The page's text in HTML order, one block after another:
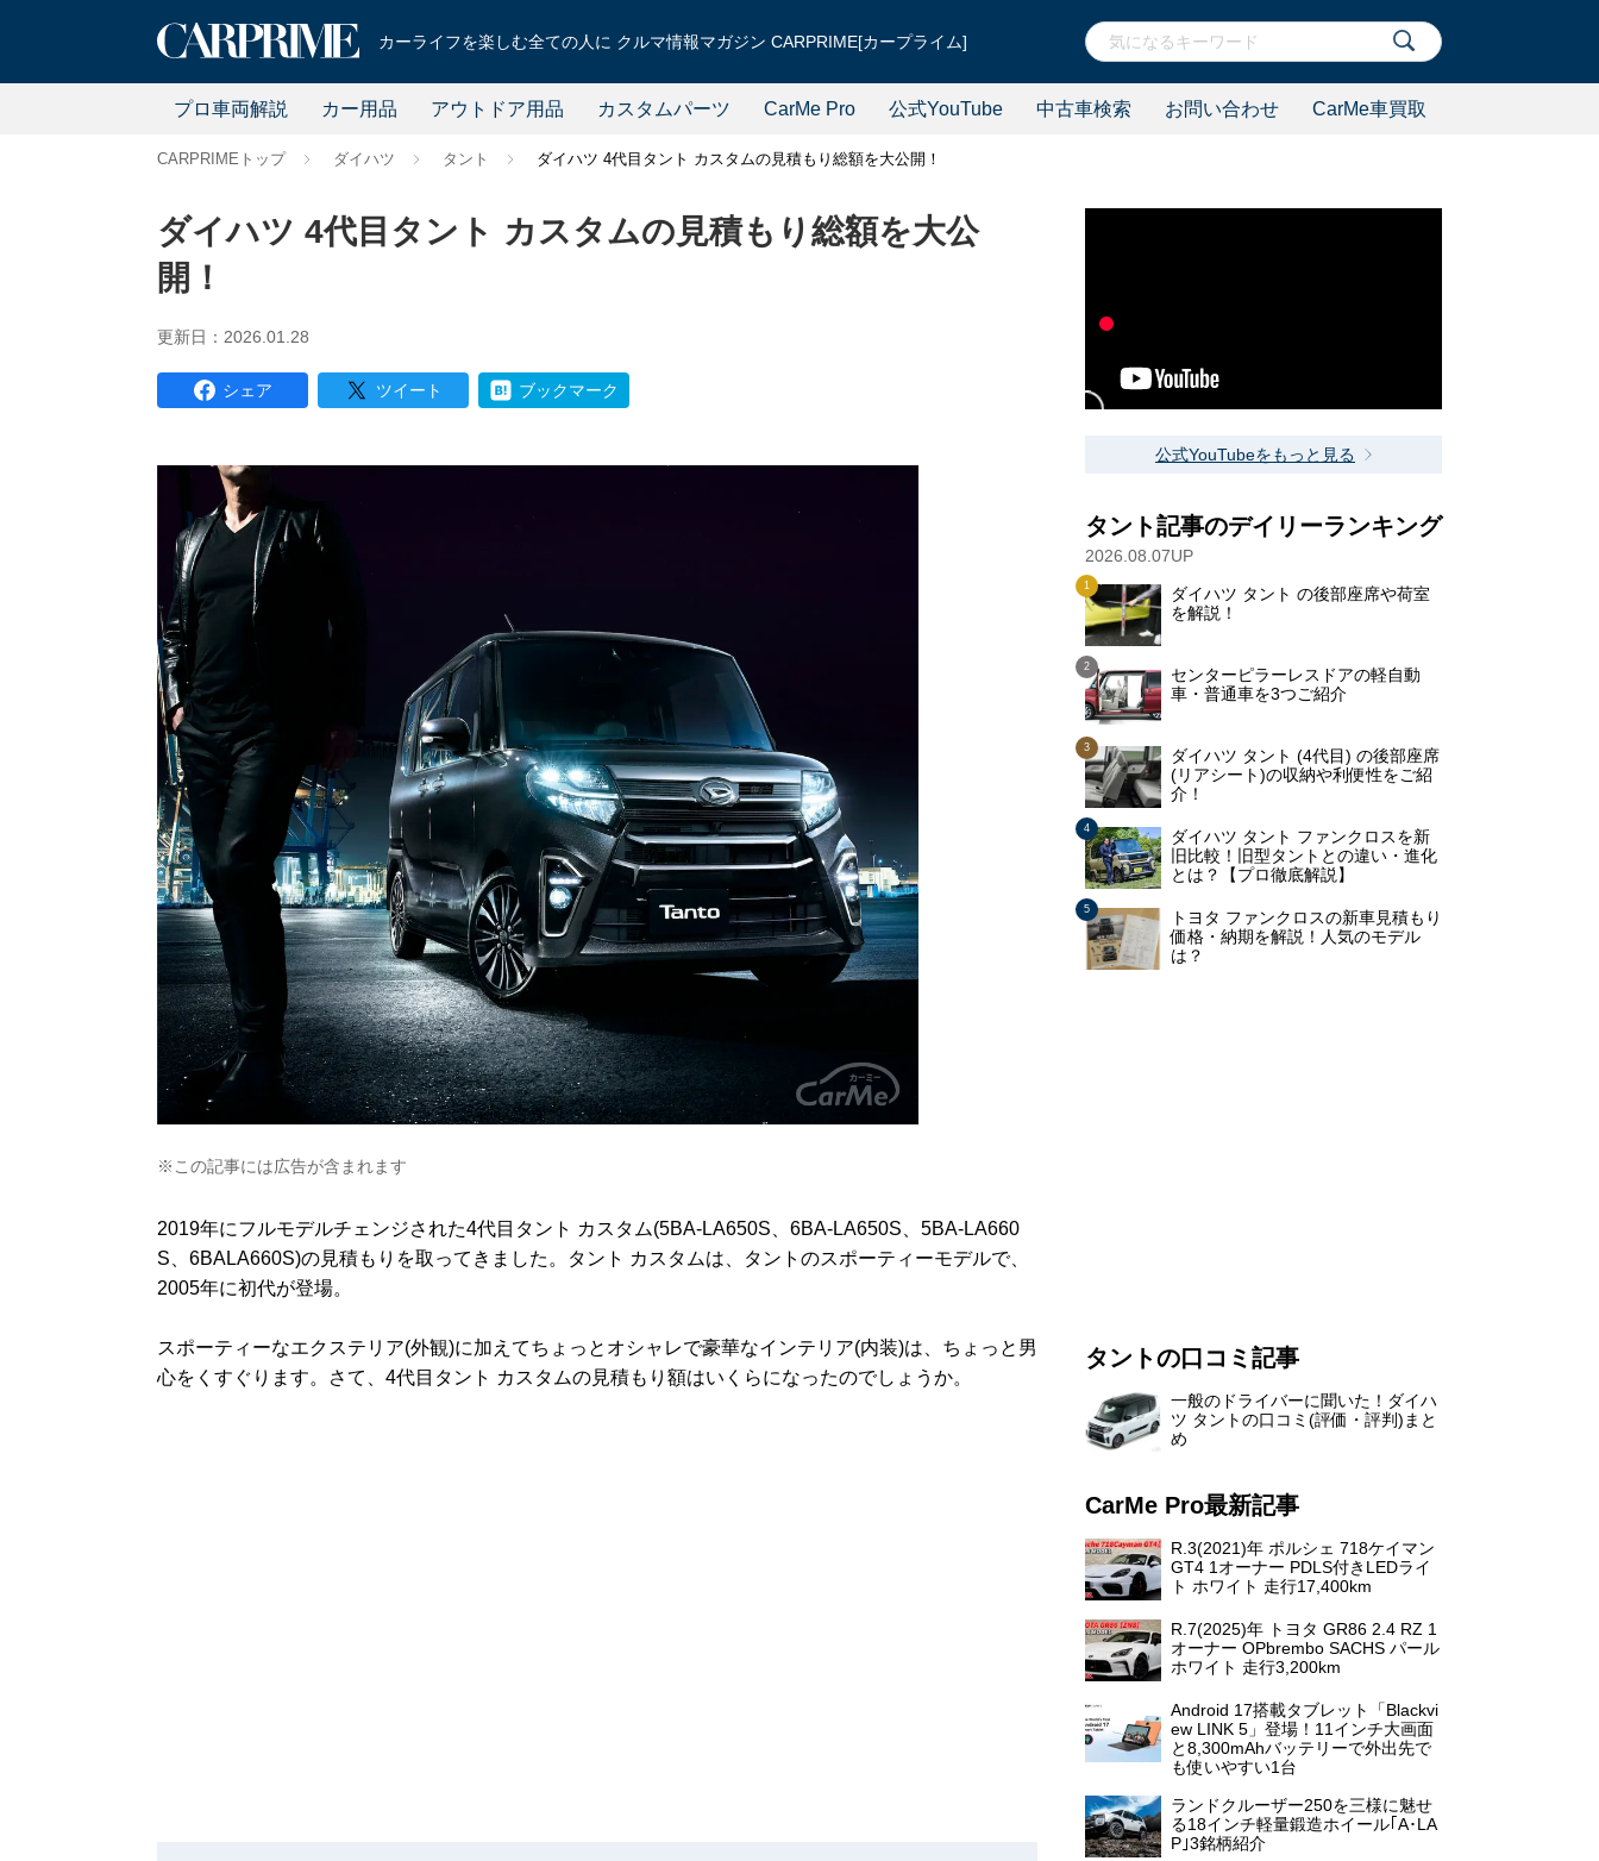
カーライフを楽しむ全ての人に クルマ情報マガジン CARPRIME[カープライム]
プロ車両解説 カー用品 アウトドア用品 カスタムパーツ CarMe Pro 公式YouTube 中古車検索 お問い合わせ CarMe車買取
CARPRIMEトップ ダイハツ タント ダイハツ 4代目タント カスタムの見積もり総額を大公開！
ダイハツ 4代目タント カスタムの見積もり総額を大公
開！
更新日：2026.01.28
シェア ツイート ブックマーク
※この記事には広告が含まれます
2019年にフルモデルチェンジされた4代目タント カスタム(5BA-LA650S、6BA-LA650S、5BA-LA660
S、6BALA660S)の見積もりを取ってきました。タント カスタムは、タントのスポーティーモデルで、
2005年に初代が登場。
スポーティーなエクステリア(外観)に加えてちょっとオシャレで豪華なインテリア(内装)は、ちょっと男
心をくすぐります。さて、4代目タント カスタムの見積もり額はいくらになったのでしょうか。
公式YouTubeをもっと見る
タント記事のデイリーランキング
2026.08.07UP
ダイハツ タント の後部座席や荷室
を解説！
センターピラーレスドアの軽自動
車・普通車を3つご紹介
ダイハツ タント (4代目) の後部座席
(リアシート)の収納や利便性をご紹
介！
ダイハツ タント ファンクロスを新
旧比較！旧型タントとの違い・進化
とは？【プロ徹底解説】
トヨタ ファンクロスの新車見積もり
価格・納期を解説！人気のモデル
は？
タントの口コミ記事
一般のドライバーに聞いた！ダイハ
ツ タントの口コミ(評価・評判)まと
め
CarMe Pro最新記事
R.3(2021)年 ポルシェ 718ケイマン
GT4 1オーナー PDLS付きLEDライ
ト ホワイト 走行17,400km
R.7(2025)年 トヨタ GR86 2.4 RZ 1
オーナー OPbrembo SACHS パール
ホワイト 走行3,200km
Android 17搭載タブレット「Blackvi
ew LINK 5」登場！11インチ大画面
と8,300mAhバッテリーで外出先で
も使いやすい1台
ランドクルーザー250を三様に魅せ
る18インチ軽量鍛造ホイール｢A･LA
P｣3銘柄紹介